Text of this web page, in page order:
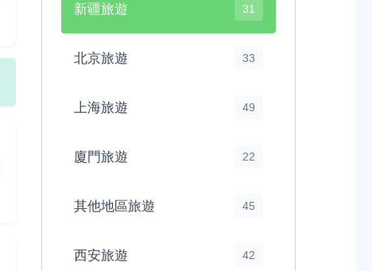
新疆旅遊 31
北京旅遊 33
上海旅遊 49
廈門旅遊 22
其他地區旅遊 45
西安旅遊 42